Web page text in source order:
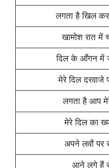
लगता है खिल
खामोश रात में
दिल के आँगन में
मेरे दिल
लगता है आप
मेरे दिल का
अपने लवों पर
आने लगे हैं